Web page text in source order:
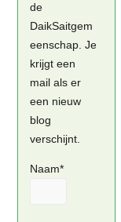
de
DaikSaitgem
eenschap. Je
krijgt een
mail als er
een nieuw
blog
verschijnt.
Naam*